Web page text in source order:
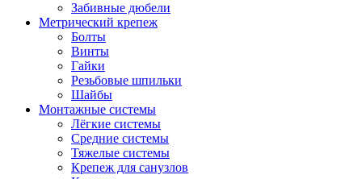
Забивные дюбели
Метрический крепеж
Болты
Винты
Гайки
Резьбовые шпильки
Шайбы
Монтажные системы
Лёгкие системы
Средние системы
Тяжелые системы
Крепеж для санузлов